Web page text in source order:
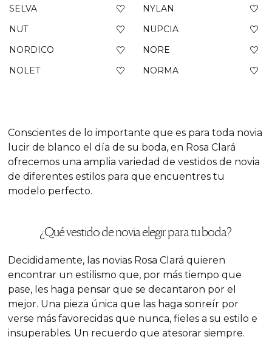
SELVA
NYLAN
NUT
NUPCIA
NORDICO
NORE
NOLET
NORMA
Conscientes de lo importante que es para toda novia
lucir de blanco el día de su boda, en Rosa Clará
ofrecemos una amplia variedad de vestidos de novia
de diferentes estilos para que encuentres tu
modelo perfecto.
¿Qué vestido de novia elegir para tu boda?
Decididamente, las novias Rosa Clará quieren
encontrar un estilismo que, por más tiempo que
pase, les haga pensar que se decantaron por el
mejor. Una pieza única que las haga sonreír por
verse más favorecidas que nunca, fieles a su estilo e
insuperables. Un recuerdo que atesorar siempre.